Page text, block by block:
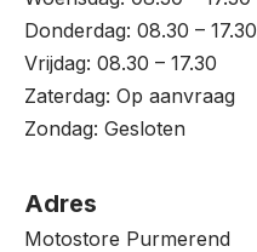
Donderdag: 08.30 – 17.30
Vrijdag: 08.30 – 17.30
Zaterdag: Op aanvraag
Zondag: Gesloten
Adres
Motostore Purmerend